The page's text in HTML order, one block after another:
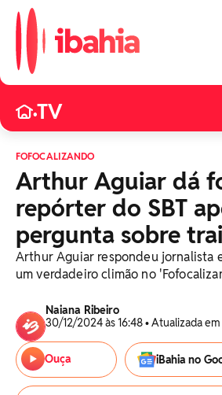
•TV
FOFOCALIZANDO
Arthur Aguiar dá
repórter do SBT
pergunta sobre
Arthur Aguiar respondeu jornalista
um verdadeiro climão no
Naiana Ribeiro
30/12/2024 às 16:48 • Atualizada
Ouça iBahia no